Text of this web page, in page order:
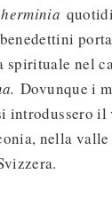
herminia
spirituale nel
Dovunque i
introdussero
nella